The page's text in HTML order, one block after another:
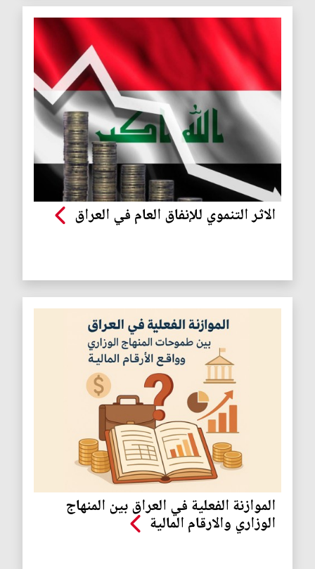
الاثر التنموي للإنفاق العام في العراق
الموازنة الفعلية في العراق بين المنهاج
الوزاري والارقام المالية